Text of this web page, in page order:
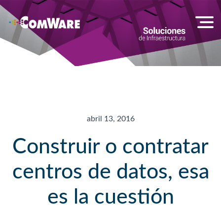
abril 13, 2016
Construir o contratar
centros de datos, esa
es la cuestión